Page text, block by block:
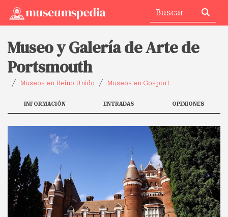
Museo y Galería de Arte de
Portsmouth
Museos en Reino Unido Museos en Gosport
INFORMACIÓN ENTRADAS OPINIONES